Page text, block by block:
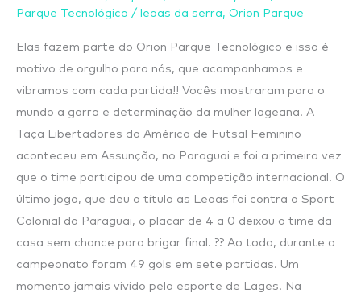
Parque Tecnológico / leoas da serra, Orion Parque
Elas fazem parte do Orion Parque Tecnológico e isso é
motivo de orgulho para nós, que acompanhamos e
vibramos com cada partida!! Vocês mostraram para o
mundo a garra e determinação da mulher lageana. A
Taça Libertadores da América de Futsal Feminino
aconteceu em Assunção, no Paraguai e foi a primeira vez
que o time participou de uma competição internacional. O
último jogo, que deu o título as Leoas foi contra o Sport
Colonial do Paraguai, o placar de 4 a 0 deixou o time da
casa sem chance para brigar final. ?? Ao todo, durante o
campeonato foram 49 gols em sete partidas. Um
momento jamais vivido pelo esporte de Lages. Na
campeãs
Taça
Libertadores
da
América
de
Futsal
Feminino